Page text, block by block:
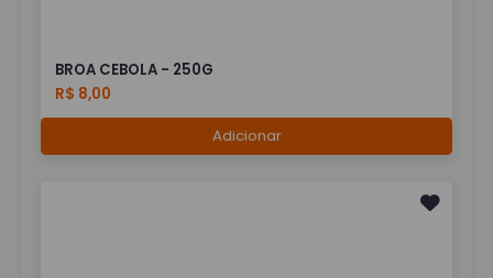
BROA CEBOLA - 250G
R$ 8,00
Adicionar